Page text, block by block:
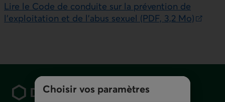
Choisir vos paramètres
Lire le Code de conduite sur la prévention de
l’exploitation et de l’abus sexuel (PDF, 3,2 Mo)
Pied de page